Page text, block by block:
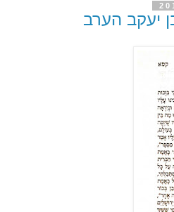
יעקב הערב